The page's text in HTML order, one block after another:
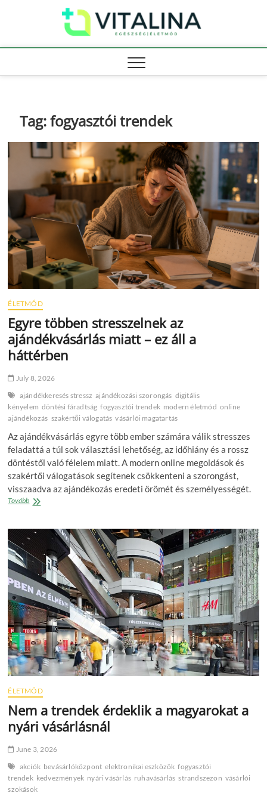
Tag:fogyasztói trendek
ÉLETMÓD
Egyre többen stresszelnek az
ajándékvásárlás miatt – ez áll a
háttérben
July 8, 2026
ajándékkeresés stressz ajándékozási szorongás digitális
kényelem döntési fáradtság fogyasztói trendek modern életmód online
ajándékozás szakértői válogatás vásárlói magatartás
Az ajándékvásárlás egyre több ember számára válik stresszes
feladattá a túl sok választási lehetőség, az időhiány és a rossz
döntéstől való félelem miatt. A modern online megoldások és
szakértői válogatások segítenek csökkenteni a szorongást,
visszaadva az ajándékozás eredeti örömét és személyességét.
TovábbEgyre
az
ajándékvásárlás
miatt
–
áll
a
háttérben
ÉLETMÓD
Nem a trendek érdeklik a magyarokat a
nyári vásárlásnál
June 3, 2026
akciók bevásárlóközpont elektronikai eszközök fogyasztói
trendek kedvezmények nyári vásárlás ruhavásárlás strandszezon vásárlói
szokások